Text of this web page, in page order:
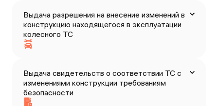
Выдача разрешения на внесение изменений в
конструкцию находящегося в эксплуатации
колесного ТС
Выдача свидетельств о соответствии ТС с
изменениями конструкции требованиям
безопасности